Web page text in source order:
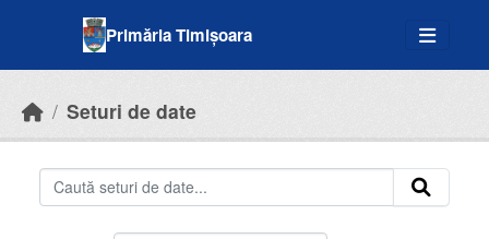
Primăria Timișoara
Seturi de date